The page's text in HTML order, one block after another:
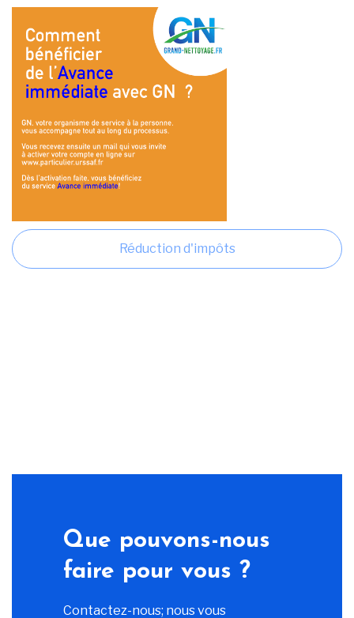
Réduction d'impôts
Que pouvons-nous
faire pour vous ?
Contactez-nous; nous vous